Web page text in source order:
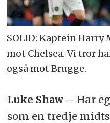
SOLID: Kaptein
mot Chelsea. Vi tror
også mot Brugge.
Luke Shaw– Har
som en tredje